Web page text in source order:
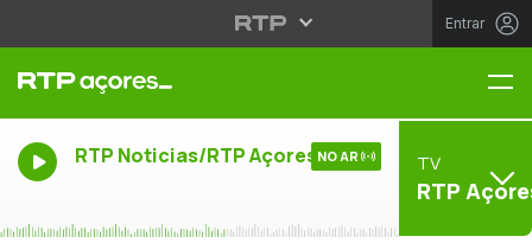
Entrar
RTP Noticias/RTP Açores NO AR TV
RTP